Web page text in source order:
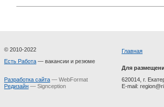
© 2010-2022
Есть Работа — вакансии и резюме
Разработка сайта — WebFormat
Редизайн — Signception
Главная
Для
620014, г.
E-mail: